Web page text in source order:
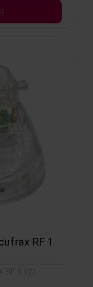
RF 1
RF 1 szt.